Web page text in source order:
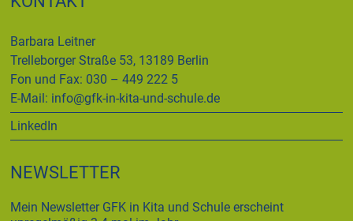
Barbara Leitner
Trelleborger Straße 53, 13189 Berlin
Fon und Fax: 030 – 449 222 5
E-Mail: info@gfk-in-kita-und-schule.de
LinkedIn
NEWSLETTER
Mein Newsletter GFK in Kita und Schule erscheint